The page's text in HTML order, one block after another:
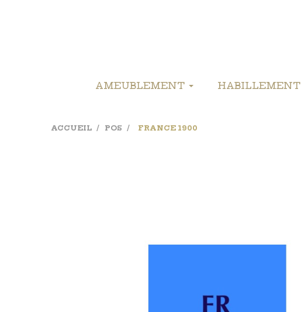
AMEUBLEMENT HABILLEMENT
ACCUEIL POS FRANCE 1900